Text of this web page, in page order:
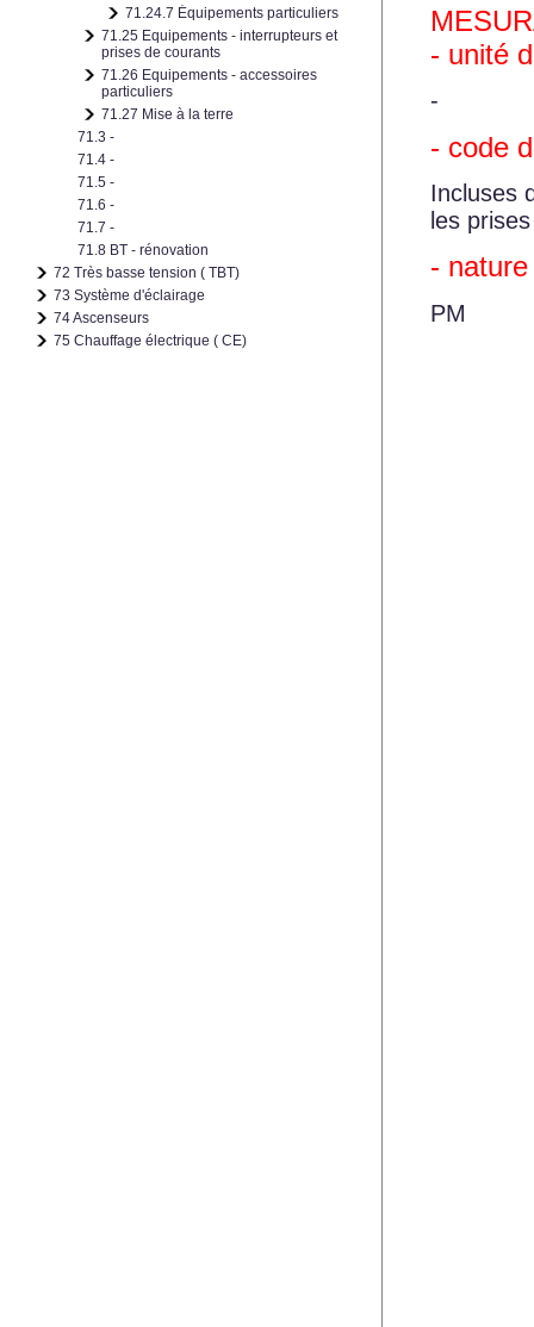
71.24.7 Équipements particuliers
71.25 Equipements - interrupteurs et
prises de courants
71.26 Equipements - accessoires
particuliers
71.27 Mise à la terre
71.3 -
71.4 -
71.5 -
71.6 -
71.7 -
71.8 BT - rénovation
72 Très basse tension ( TBT)
73 Système d'éclairage
74 Ascenseurs
75 Chauffage électrique ( CE)
- unité
-
- code
Incluses
les
-
PM